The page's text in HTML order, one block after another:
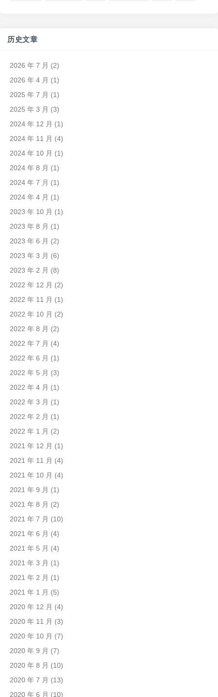
历史文章
2026 年 7 月 (2)
2026 年 4 月 (1)
2025 年 7 月 (1)
2025 年 3 月 (3)
2024 年 12 月 (1)
2024 年 11 月 (4)
2024 年 10 月 (1)
2024 年 8 月 (1)
2024 年 7 月 (1)
2024 年 4 月 (1)
2023 年 10 月 (1)
2023 年 8 月 (1)
2023 年 6 月 (2)
2023 年 3 月 (6)
2023 年 2 月 (8)
2022 年 12 月 (2)
2022 年 11 月 (1)
2022 年 10 月 (2)
2022 年 8 月 (2)
2022 年 7 月 (4)
2022 年 6 月 (1)
2022 年 5 月 (3)
2022 年 4 月 (1)
2022 年 3 月 (1)
2022 年 2 月 (1)
2022 年 1 月 (2)
2021 年 12 月 (1)
2021 年 11 月 (4)
2021 年 10 月 (4)
2021 年 9 月 (1)
2021 年 8 月 (2)
2021 年 7 月 (10)
2021 年 6 月 (4)
2021 年 5 月 (4)
2021 年 3 月 (1)
2021 年 2 月 (1)
2021 年 1 月 (5)
2020 年 12 月 (4)
2020 年 11 月 (3)
2020 年 10 月 (7)
2020 年 9 月 (7)
2020 年 8 月 (10)
2020 年 7 月 (13)
2020 年 6 月 (10)